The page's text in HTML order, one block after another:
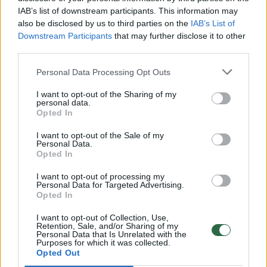
IAB’s list of downstream participants. This information may
also be disclosed by us to third parties on the IAB’s List of
Downstream Participants that may further disclose it to other
Personal Data Processing Opt Outs
I want to opt-out of the Sharing of my
personal data.
Opted In
I want to opt-out of the Sale of my
Personal Data.
Opted In
I want to opt-out of processing my
Personal Data for Targeted Advertising.
Opted In
I want to opt-out of Collection, Use,
Retention, Sale, and/or Sharing of my
Personal Data that Is Unrelated with the
Purposes for which it was collected.
Opted Out
00:00:30
Vaizdai iš tragiškos avarijos Vilniaus r.: dviejų moterų ir
vaiko gyvybių išgelbėti nepavyko
Savaitės vidurys nusimato karštas: temperatūra kils iki
32 laipsnių šilumos
Ukrainos politikoje: jis yra neteisus
Laidos | Nauja diena
00:00:59
Nufilmavo, kaip patvino Vilniaus Vakarinis aplinkkelis:
vaizdas pribloškia